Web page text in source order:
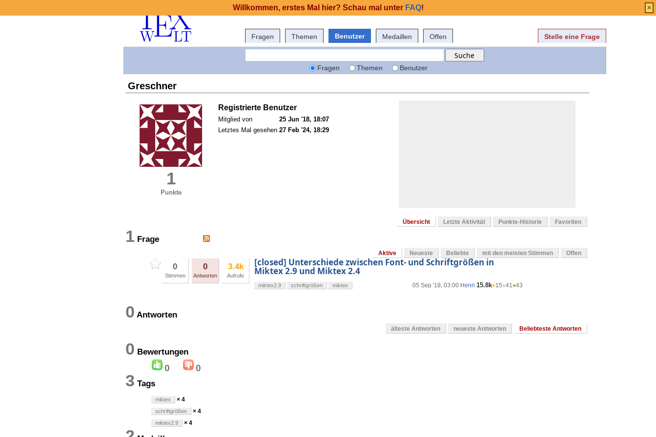
Fragen Themen Benutzer Medaillen Offen Stelle eine Frage
Fragen Themen Benutzer
Greschner
1
Punkte
Registrierte Benutzer
Mitglied von
25 Jun '18, 18:07
Letztes Mal gesehen 27 Feb '24, 18:29
Übersicht Letzte Aktivität Punkte-Historie Favoriten
1 Frage
Aktive Neueste Beliebte mit den meisten Stimmen Offen
0
Stimmen
0
Antworten
3.4k
Aufrufe
[closed] Unterschiede zwischen Font- und Schriftgrößen in
Miktex 2.9 und Miktex 2.4
05 Sep '18, 03:00 Henri 15.8k●15●41●43
miktex2.9 schriftgrößen miktex
0 Antworten
älteste Antworten neueste Antworten Beliebteste Antworten
0 Bewertungen
0 0
3 Tags
miktex × 4
schriftgrößen × 4
miktex2.9 × 4
Willkommen, erstes Mal hier? Schau mal unter FAQ! ×